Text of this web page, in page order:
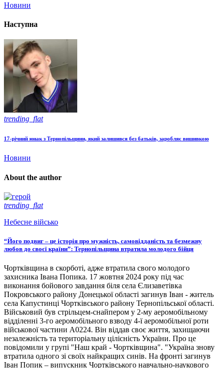
Новини
Наступна
trending_flat
17-річний юнак з Тернопільщини, який залишився без батьків, заробляє вишивкою
Новини
About the author
trending_flat
Небесне військо
“Його подвиг – це історія про мужність, самовідданість та безмежну
любов до своєї країни”: Тернопільщина втратила молодого бійця
Чортківщина в скорботі, адже втратила свого молодого
захисника Івана Попика. 17 жовтня 2024 року під час
виконання бойового завдання біля села Єлизаветівка
Покровського району Донецької області загинув Іван - житель
села Капустинці Чортківського району Тернопільської області.
Військовий був стрільцем-снайпером у 2-му аеромобільному
відділенні 3-го аеромобільного взводу 4-ї аеромобільної роти
військової частини А0224. Він віддав своє життя, захищаючи
незалежність та територіальну цілісність України. Про це
повідомили у групі "Наш край - Чортківщина". "Україна знову
втратила одного зі своїх найкращих синів. На фронті загинув
Іван Попик – випускник Чортківського навчально-наукового